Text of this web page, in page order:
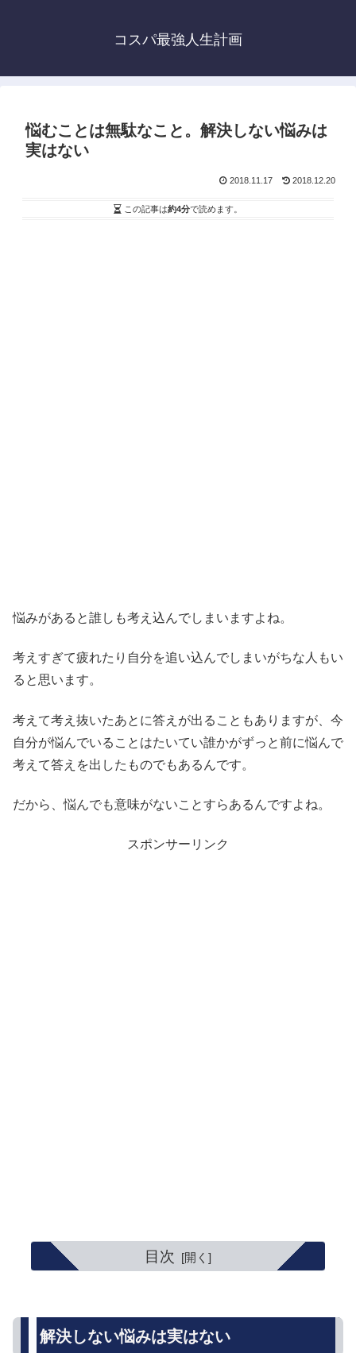
コスパ最強人生計画
悩むことは無駄なこと。解決しない悩みは
実はない
2018.11.17 2018.12.20
この記事は約4分で読めます。
悩みがあると誰しも考え込んでしまいますよね。
考えすぎて疲れたり自分を追い込んでしまいがちな人もい
ると思います。
考えて考え抜いたあとに答えが出ることもありますが、今
自分が悩んでいることはたいてい誰かがずっと前に悩んで
考えて答えを出したものでもあるんです。
だから、悩んでも意味がないことすらあるんですよね。
スポンサーリンク
目次
解決しない悩みは実はない